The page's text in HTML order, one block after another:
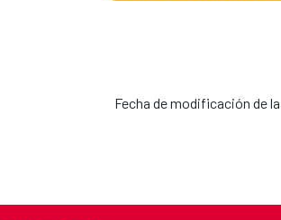
Fecha de modificación de